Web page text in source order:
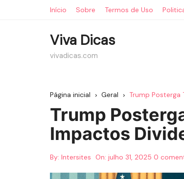
Início Sobre Termos de Uso
Viva Dicas
vivadicas.com
Página inicial Geral Trump Posterga
Trump
Impactos
By: Intersites On: julho 31, 2025 0